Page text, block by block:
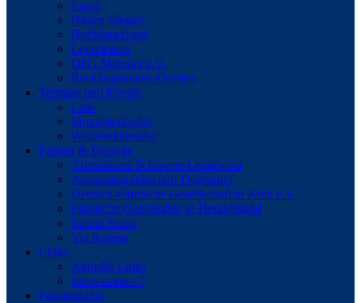
Essen
Hagen-Siegen
Hochsauerland
Leverkusen
DFG Münster e.V.
Recklinghausen-Dorsten
Termine und Events
Liste
Monatskalender
Wochenkalender
Partner & Freunde
Arbeitskreis Schwerte-Leppävirta
Auslandsgesellschaft Dortmund
Deutsch-Finnische Gesellschaft in Köln e.V.
Finnische Gemeinden in Deutschland
Suomi Seura
Via Karelia
LInks
Aktuelle Links
Interessantes ?
Partnerstädte